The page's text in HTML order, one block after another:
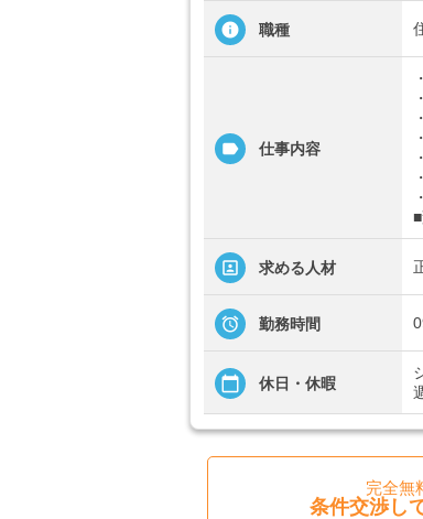
職種
仕事内容
求める人材
勤務時間
休日・休暇
完全無
条件交渉し